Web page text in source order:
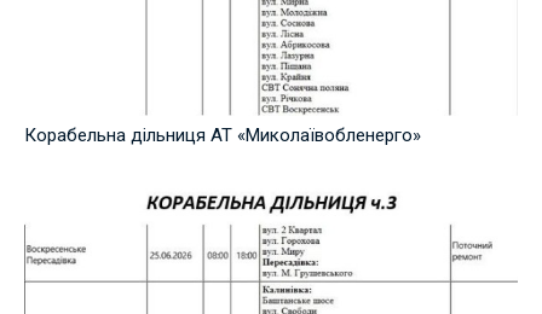
Корабельна дільниця АТ «Миколаївобленерго»